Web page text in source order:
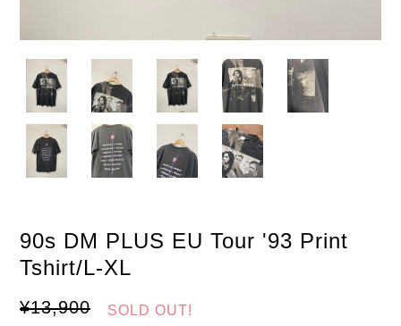
90s DM PLUS EU Tour '93 Print
Tshirt/L-XL
¥13,900 SOLD OUT!